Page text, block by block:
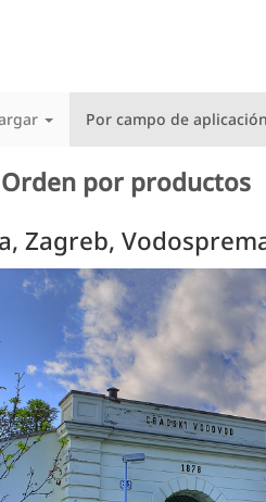
Por campo de aplicación
por productos
Zagreb,